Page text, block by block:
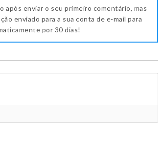
após enviar o seu primeiro comentário, mas
enviado para a sua conta de e-mail para
por 30 dias!